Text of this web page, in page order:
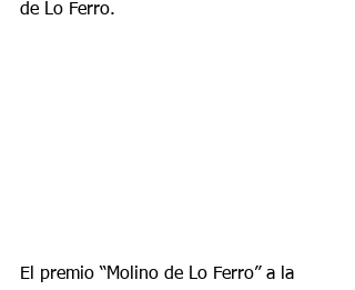
de Lo Ferro.
El premio “Molino de Lo Ferro” a la